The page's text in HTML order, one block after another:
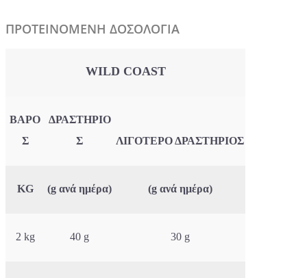
ΠΡΟΤΕΙΝΟΜΕΝΗ ΔΟΣΟΛΟΓΙΑ
WILD COAST
ΒΑΡΟ
Σ
ΔΡΑΣΤΗΡΙΟ
Σ
ΛΙΓΟΤΕΡΟ ΔΡΑΣΤΗΡΙΟΣ
KG (g ανά ημέρα) (g ανά ημέρα)
2 kg 40 g 30 g